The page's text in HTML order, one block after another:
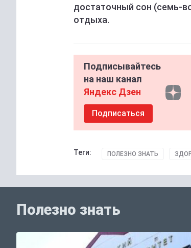
достаточный сон (семь-
отдыха.
Подписывайтесь
на наш канал
Яндекс Дзен
Подписаться
Теги: ПОЛЕЗНО ЗНАТЬ
Полезно знать